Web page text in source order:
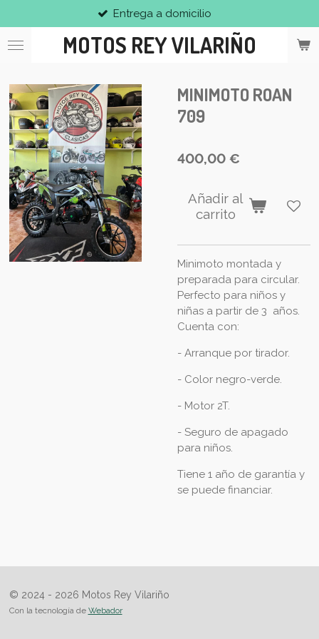
al
contenido
MOTOS REY VILARIÑO
Entrega a domicilio
MINIMOTO ROAN
709
400,00 €
Añadir al
carrito
Minimoto montada y
preparada para circular.
Perfecto para niños y
niñas a partir de 3 años.
Cuenta con:
- Arranque por tirador.
- Color negro-verde.
- Motor 2T.
- Seguro de apagado
para niños.
Tiene 1 año de garantía y
se puede financiar.
© 2024 - 2026 Motos Rey Vilariño
Con la tecnología de Webador